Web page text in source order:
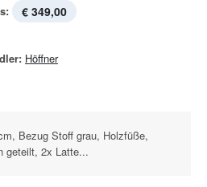
€ 349,00
Höffner
Bezug Stoff grau, Holzfüße,
geteilt, 2x Latte...